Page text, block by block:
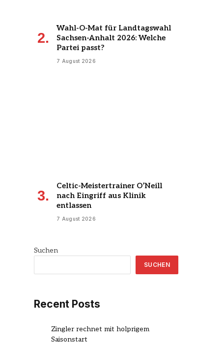
Wahl-O-Mat für Landtagswahl
Sachsen-Anhalt 2026: Welche
Partei passt?
7 August 2026
Celtic-Meistertrainer O’Neill
nach Eingriff aus Klinik
entlassen
7 August 2026
Suchen
SUCHEN
Recent Posts
Zingler rechnet mit holprigem
Saisonstart